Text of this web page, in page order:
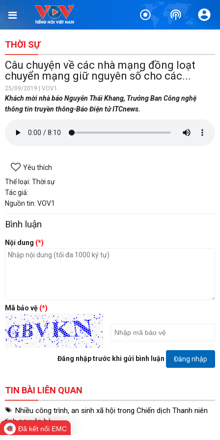
THỜI SỰ
Câu chuyện về các nhà mạng đồng loạt
chuyển mạng giữ nguyên số cho các...
25/09/2019 | VOV1
Khách mời nhà báo Nguyễn Thái Khang, Trưởng Ban Công nghệ
thông tin truyền thông-Báo Điện tử ITCnews.
Yêu thích
Thể loại: Thời sự
Tác giả:
Nguồn tin: VOV1
Bình luận
Nội dung (*)
Mã bảo vệ (*)
Đăng nhập trước khi gửi bình luận Đăng nhập
TIN BÀI LIÊN QUAN
Nhiều công trình, an sinh xã hội trong Chiến dịch Thanh niên
tình nguyện hè
9 giờ trước
Đã kết nối EMC